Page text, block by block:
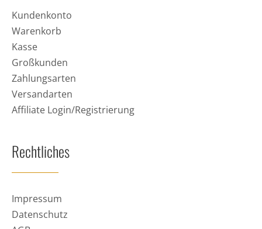
Kundenkonto
Warenkorb
Kasse
Großkunden
Zahlungsarten
Versandarten
Affiliate Login/Registrierung
Rechtliches
Impressum
Datenschutz